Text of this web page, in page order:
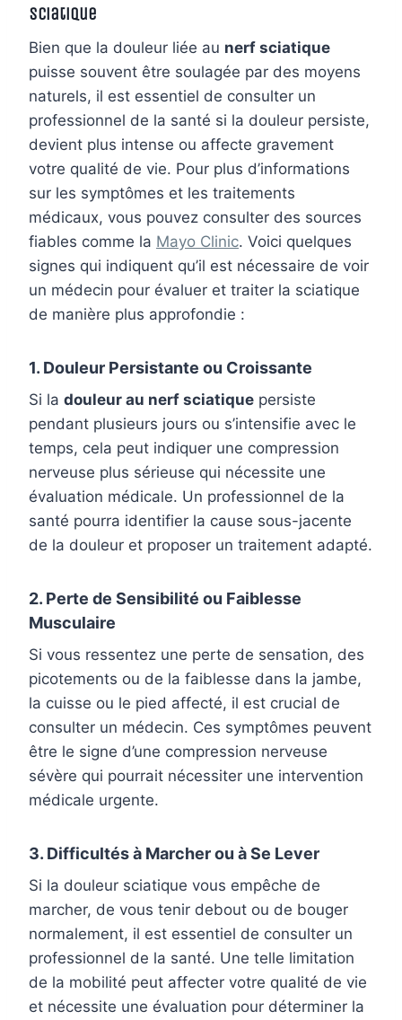
Sciatique
Bien que la douleur liée au nerf sciatique
puisse souvent être soulagée par des moyens
naturels, il est essentiel de consulter un
professionnel de la santé si la douleur persiste,
devient plus intense ou affecte gravement
votre qualité de vie. Pour plus d’informations
sur les symptômes et les traitements
médicaux, vous pouvez consulter des sources
fiables comme la Mayo Clinic. Voici quelques
signes qui indiquent qu’il est nécessaire de voir
un médecin pour évaluer et traiter la sciatique
de manière plus approfondie :
1. Douleur Persistante ou Croissante
Si la douleur au nerf sciatique persiste
pendant plusieurs jours ou s’intensifie avec le
temps, cela peut indiquer une compression
nerveuse plus sérieuse qui nécessite une
évaluation médicale. Un professionnel de la
santé pourra identifier la cause sous-jacente
de la douleur et proposer un traitement adapté.
2. Perte de Sensibilité ou Faiblesse
Musculaire
Si vous ressentez une perte de sensation, des
picotements ou de la faiblesse dans la jambe,
la cuisse ou le pied affecté, il est crucial de
consulter un médecin. Ces symptômes peuvent
être le signe d’une compression nerveuse
sévère qui pourrait nécessiter une intervention
médicale urgente.
3. Difficultés à Marcher ou à Se Lever
Si la douleur sciatique vous empêche de
marcher, de vous tenir debout ou de bouger
normalement, il est essentiel de consulter un
professionnel de la santé. Une telle limitation
de la mobilité peut affecter votre qualité de vie
et nécessite une évaluation pour déterminer la